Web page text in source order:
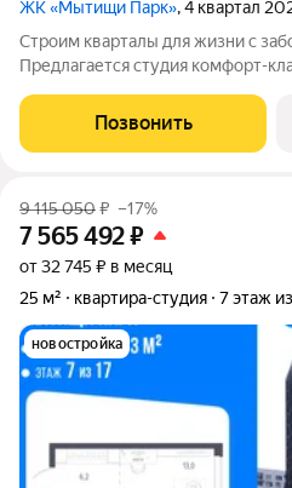
ЖК «Мытищи Парк», 4 квартал
Строим кварталы для жизни с
Предлагается студия комфорт-
"Мытищи Парк".Квартиру в комплексе на выбор:
как с отделкой, так и без. В
Позвонить
9 115 050₽ –17%
7 565 492₽
от 32 745 ₽ в месяц
25 м²
квартира-студия 7 этаж
новостройка